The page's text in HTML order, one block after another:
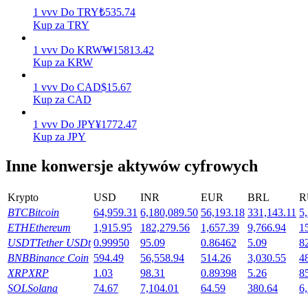
Zarabiać
Codziennie zdobywaj konkurencyjne nagrody
1 vvv Do TRY₺535.74
Kup za TRY
1 vvv Do KRW₩15813.42
Kup za KRW
1 vvv Do CAD$15.67
Kup za CAD
1 vvv Do JPY¥1772.47
Kup za JPY
Inne konwersje aktywów cyfrowych
Krypto USD INR EUR BRL
BTCBitcoin 64,959.31 6,180,089.50 56,193.18 331,143.11
ETHEthereum 1,915.95 182,279.56 1,657.39 9,766.94
USDTTether USDt 0.99950 95.09 0.86462 5.09
BNBBinance Coin 594.49 56,558.94 514.26 3,030.55
XRPXRP 1.03 98.31 0.89398 5.26
SOLSolana 74.67 7,104.01 64.59 380.64